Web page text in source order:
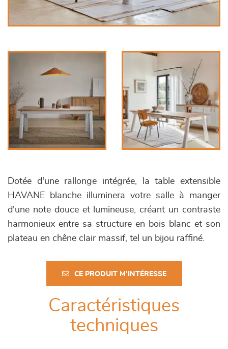
Dotée d'une rallonge intégrée, la table extensible
HAVANE blanche illuminera votre salle à manger
d'une note douce et lumineuse, créant un contraste
harmonieux entre sa structure en bois blanc et son
plateau en chêne clair massif, tel un bijou raffiné.
CE PRODUIT M'INTÉRESSE
Caractéristiques
techniques